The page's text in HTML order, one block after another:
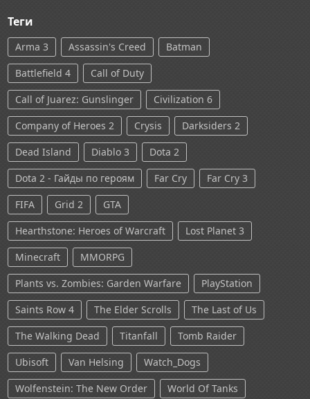
Теги
Arma 3 Assassin's Creed
Batman
Battlefield 4
Call of Duty
Call of Juarez: Gunslinger
Civilization 6
Company of Heroes 2
Crysis
Darksiders 2
Dead Island
Diablo 3
Dota 2
Dota 2 - Гайды по героям
Far Cry
Far Cry 3
FIFA
Grid 2
GTA
Hearthstone: Heroes of Warcraft
Lost Planet 3
Minecraft
MMORPG
Plants vs. Zombies: Garden Warfare
PlayStation
Saints Row 4
The Elder Scrolls
The Last of Us
The Walking Dead
Titanfall
Tomb Raider
Ubisoft
Van Helsing
Watch_Dogs
Wolfenstein: The New Order
World Of Tanks